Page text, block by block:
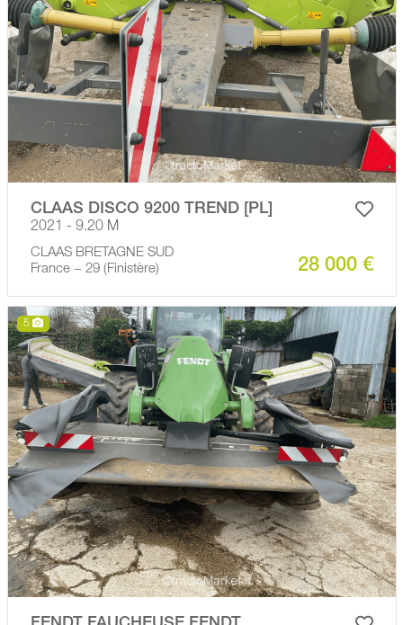
CLAAS DISCO 9200 TREND [PL]
2021 - 9.20 M
CLAAS BRETAGNE SUD
France − 29 (Finistère)
28 000 €
5